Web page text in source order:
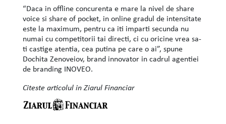
“Daca in offline concurenta e mare la nivel de share
voice si share of pocket, in online gradul de intensitate
este la maximum, pentru ca iti imparti secunda nu
numai cu competitorii tai directi, ci cu oricine vrea sa-
ti castige atentia, cea putina pe care o ai”, spune
Dochita Zenoveiov, brand innovator in cadrul agentiei
de branding INOVEO.
Citeste articolul in Ziarul Financiar